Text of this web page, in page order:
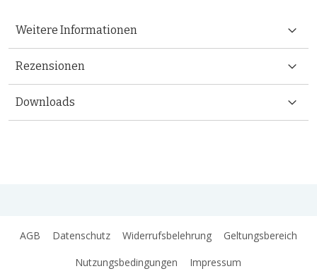
Weitere Informationen
Rezensionen
Downloads
AGB Datenschutz Widerrufsbelehrung
Geltungsbereich
Nutzungsbedingungen
Impressum